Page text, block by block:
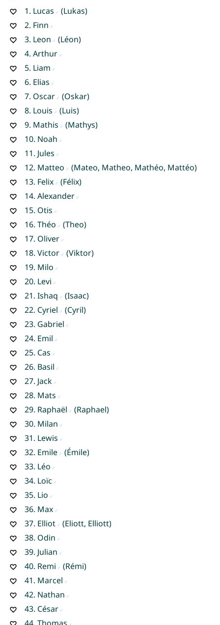
1. Lucas
(Lukas)
2. Finn
3. Leon
(Léon)
4. Arthur
5. Liam
6. Elias
7. Oscar
(Oskar)
8. Louis
(Luis)
9. Mathis
(Mathys)
10. Noah
11. Jules
12. Matteo
(Mateo, Matheo, Mathéo, Mattéo)
13. Felix
(Félix)
14. Alexander
15. Otis
16. Théo
(Theo)
17. Oliver
18. Victor
(Viktor)
19. Milo
20. Levi
21. Ishaq
(Isaac)
22. Cyriel
(Cyril)
23. Gabriel
24. Emil
25. Cas
26. Basil
27. Jack
28. Mats
29. Raphaël
(Raphael)
30. Milan
31. Lewis
32. Emile
(Émile)
33. Léo
34. Loïc
35. Lio
36. Max
37. Elliot
(Eliott, Elliott)
38. Odin
39. Julian
40. Remi
(Rémi)
41. Marcel
42. Nathan
43. César